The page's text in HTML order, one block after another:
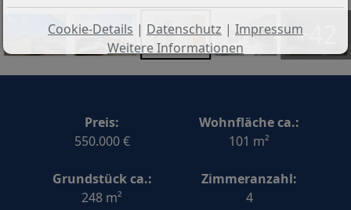
+42
Preis:
550.000 €
Wohnfläche ca.:
101 m²
Grundstück ca.:
248 m²
Zimmeranzahl:
4
Cookie-Details | Datenschutz | Impressum
Weitere Informationen